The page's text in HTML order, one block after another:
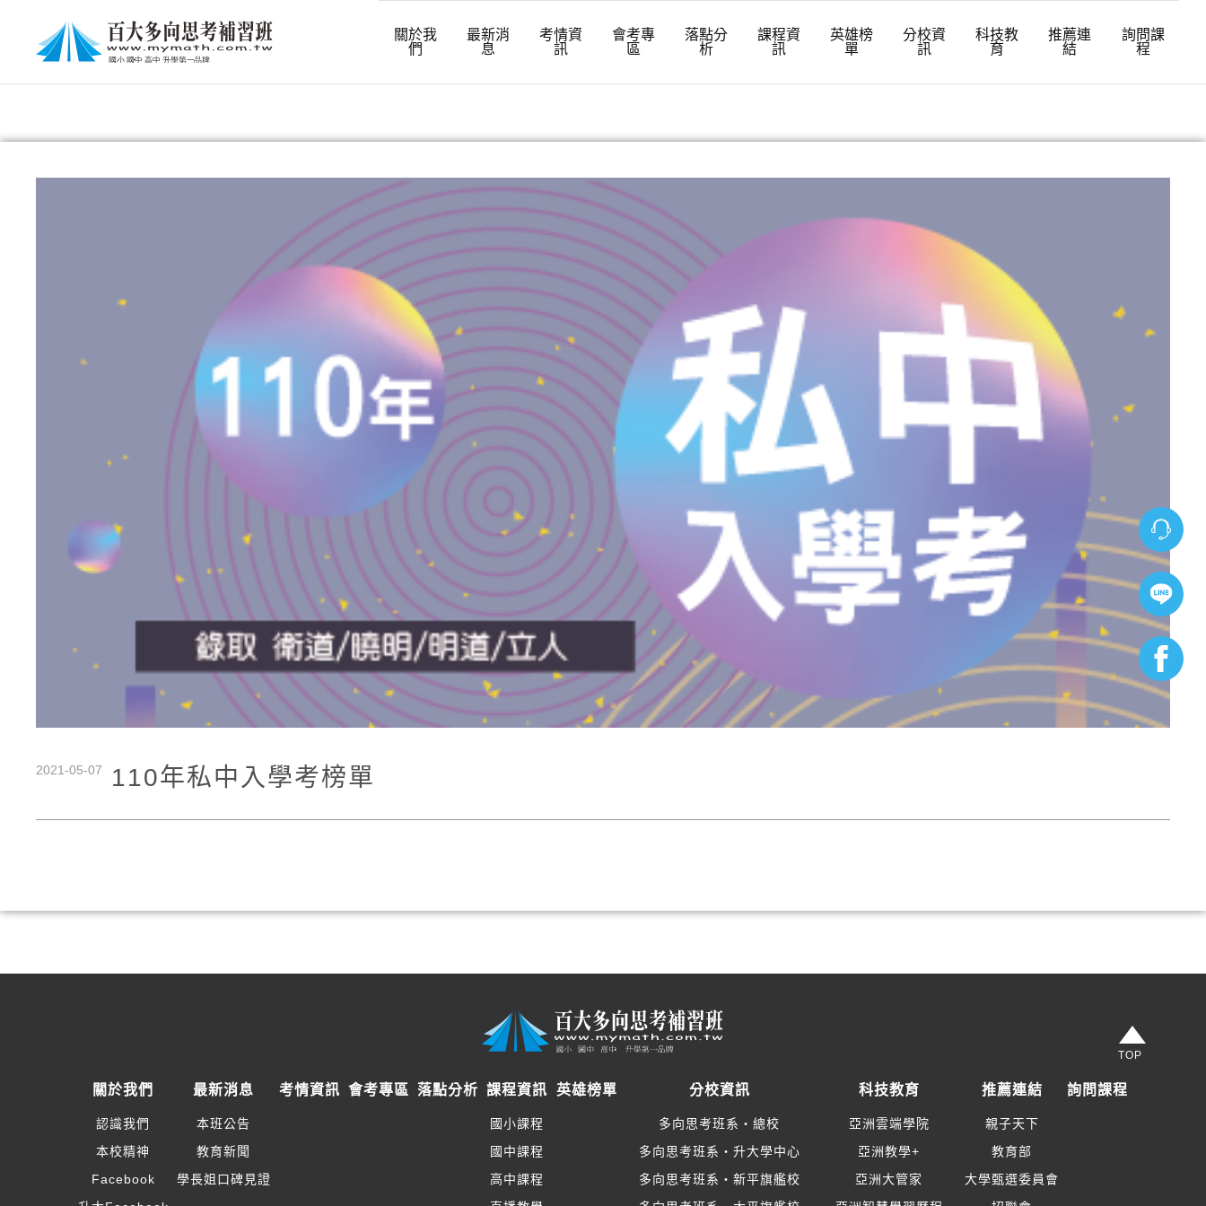
關於我
們
最新消
息
考情資
訊
會考專
區
落點分
析
課程資
訊
英雄榜
單
分校資
訊
科技教
育
推薦連
結
詢問課
程
2021-05-07 110年私中入學考榜單
關於我們
認識我們
本校精神
Facebook
最新消息
本班公告
教育新聞
學長姐口碑見證
考情資訊 會考專區 落點分析 課程資訊
國小課程
國中課程
高中課程
英雄榜單 分校資訊
多向思考班系‧總校
多向思考班系‧升大學中心
多向思考班系‧新平旗艦校
科技教育
亞洲雲端學院
亞洲教學+
亞洲大管家
推薦連結
親子天下
教育部
大學甄選委員會
詢問課程
TOP